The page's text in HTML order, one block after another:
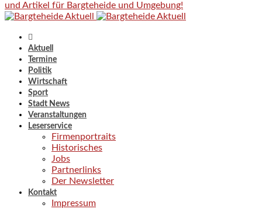
und Artikel für Bargteheide und Umgebung!
Aktuell
Termine
Politik
Wirtschaft
Sport
Stadt News
Veranstaltungen
Leserservice
Firmenportraits
Historisches
Jobs
Partnerlinks
Der Newsletter
Kontakt
Impressum